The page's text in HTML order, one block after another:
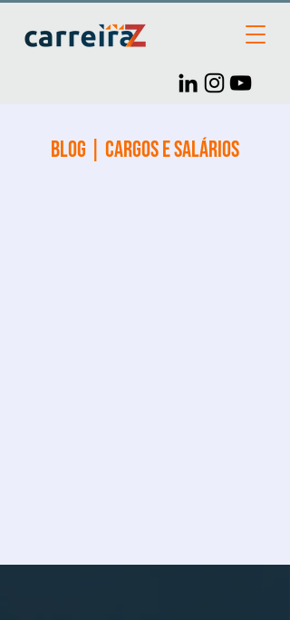
Blog | Cargos e Salários